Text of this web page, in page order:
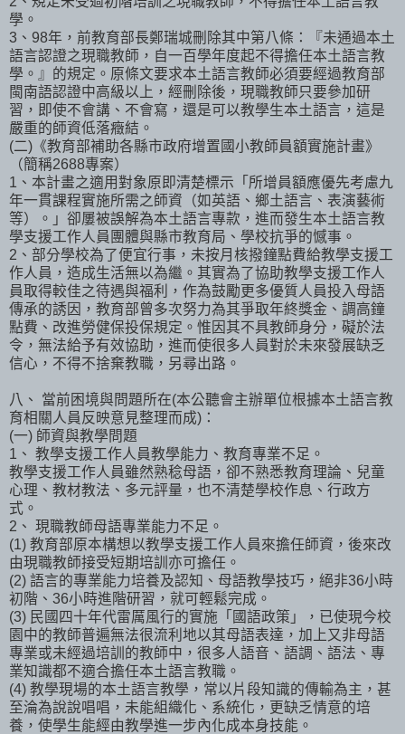
學。
3、98年，前教育部長鄭瑞城刪除其中第八條：『未通過本土
語言認證之現職教師，自一百學年度起不得擔任本土語言教
學。』的規定。原條文要求本土語言教師必須要經過教育部
閩南語認證中高級以上，經刪除後，現職教師只要參加研
習，即使不會講、不會寫，還是可以教學生本土語言，這是
嚴重的師資低落癥結。
(二)《教育部補助各縣市政府增置國小教師員額實施計畫》
（簡稱2688專案）
1、本計畫之適用對象原即清楚標示「所增員額應優先考慮九
年一貫課程實施所需之師資（如英語、鄉土語言、表演藝術
等）。」卻屢被誤解為本土語言專款，進而發生本土語言教
學支援工作人員團體與縣市教育局、學校抗爭的憾事。
2、部分學校為了便宜行事，未按月核撥鐘點費給教學支援工
作人員，造成生活無以為繼。其實為了協助教學支援工作人
員取得較佳之待遇與福利，作為鼓勵更多優質人員投入母語
傳承的誘因，教育部曾多次努力為其爭取年終獎金、調高鐘
點費、改進勞健保投保規定。惟因其不具教師身分，礙於法
令，無法給予有效協助，進而使很多人員對於未來發展缺乏
信心，不得不捨棄教職，另尋出路。
八、 當前困境與問題所在(本公聽會主辦單位根據本土語言教
育相關人員反映意見整理而成)：
(一) 師資與教學問題
1、 教學支援工作人員教學能力、教育專業不足。
教學支援工作人員雖然熟稔母語，卻不熟悉教育理論、兒童
心理、教材教法、多元評量，也不清楚學校作息、行政方
式。
2、 現職教師母語專業能力不足。
(1) 教育部原本構想以教學支援工作人員來擔任師資，後來改
由現職教師接受短期培訓亦可擔任。
(2) 語言的專業能力培養及認知、母語教學技巧，絕非36小時
初階、36小時進階研習，就可輕鬆完成。
(3) 民國四十年代雷厲風行的實施「國語政策」，已使現今校
園中的教師普遍無法很流利地以其母語表達，加上又非母語
專業或未經過培訓的教師中，很多人語音、語調、語法、專
業知識都不適合擔任本土語言教職。
(4) 教學現場的本土語言教學，常以片段知識的傳輸為主，甚
至淪為說說唱唱，未能組織化、系統化，更缺乏情意的培
養，使學生能經由教學進一步內化成本身技能。